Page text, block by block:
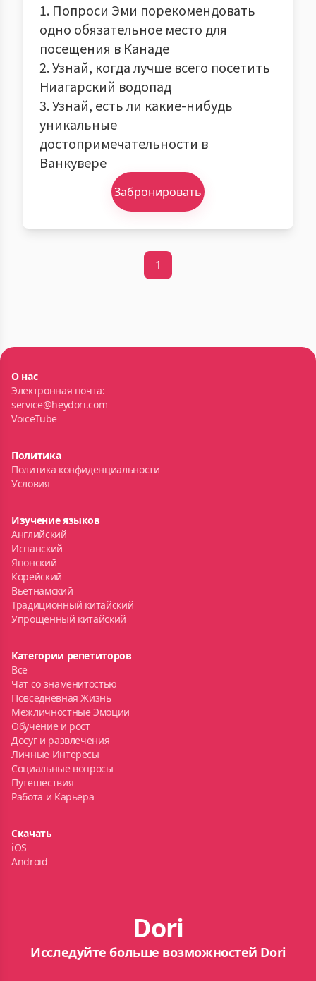
1. Попроси Эми порекомендовать
одно обязательное место для
посещения в Канаде
2. Узнай, когда лучше всего посетить
Ниагарский водопад
3. Узнай, есть ли какие-нибудь
уникальные
достопримечательности в
Ванкувере
Забронировать
1
О нас
Электронная почта:
service@heydori.com
VoiceTube
Политика
Политика конфиденциальности
Условия
Изучение языков
Английский
Испанский
Японский
Корейский
Вьетнамский
Традиционный китайский
Упрощенный китайский
Категории репетиторов
Все
Чат со знаменитостью
Повседневная Жизнь
Межличностные Эмоции
Обучение и рост
Досуг и развлечения
Личные Интересы
Социальные вопросы
Путешествия
Работа и Карьера
Скачать
iOS
Android
Dori
Исследуйте больше возможностей Dori